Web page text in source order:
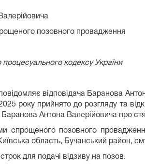
позовного провадження
процесуального кодексу України
відповідача Баранова
року прийнято до розгляду та
Антона Валерійовича про
спрощеного позовного
область, Бучанський район,
для подачі відзиву на позов.